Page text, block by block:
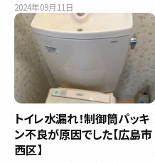
2024年09月11日
トイレ水漏れ！制御筒パッキ
ン不良が原因でした【広島市
西区】